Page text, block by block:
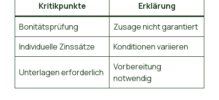
Kritikpunkte
Erklärung
Bonitätsprüfung
Zusage nicht garantiert
Individuelle Zinssätze
Konditionen variieren
Unterlagen erforderlich
Vorbereitung
notwendig